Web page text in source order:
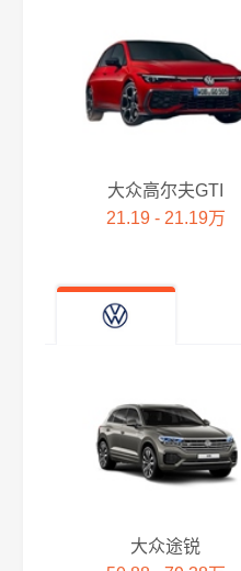
大众高尔夫GTI
21.19 - 21.19万
大众途锐